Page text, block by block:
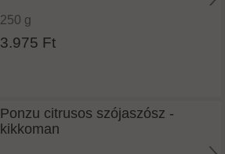
250 g
3.975 Ft
Ponzu citrusos szójaszósz -
kikkoman